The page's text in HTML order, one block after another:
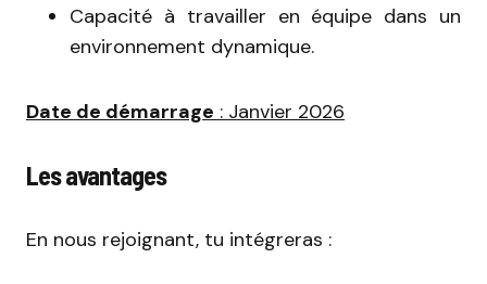
Capacité à travailler en équipe dans un
environnement dynamique.
Date de démarrage : Janvier 2026
Les avantages
En nous rejoignant, tu intégreras :